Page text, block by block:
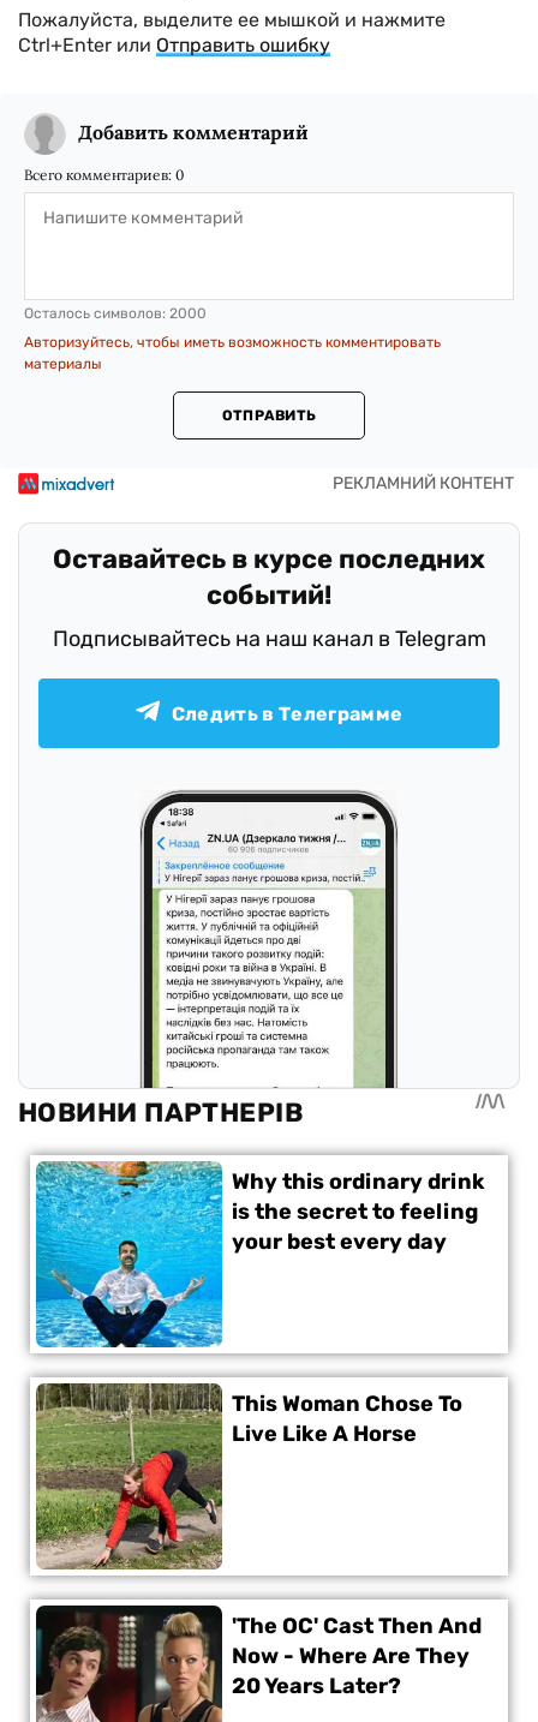
Пожалуйста, выделите ее мышкой и нажмите
Ctrl+Enter или Отправить ошибку
Добавить комментарий
Всего комментариев: 0
Осталось символов: 2000
Авторизуйтесь, чтобы иметь возможность комментировать
материалы
ОТПРАВИТЬ
Оставайтесь в курсе последних
событий!
Подписывайтесь на наш канал в Telegram
Следить в Телеграмме